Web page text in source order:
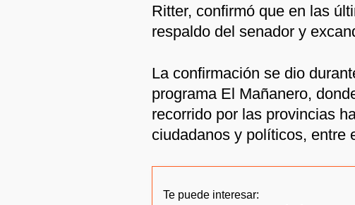
Ritter, confirmó que en las
respaldo del senador y
La confirmación se dio
programa El Mañanero,
recorrido por las provincias
ciudadanos y políticos, entre
Te puede interesar: